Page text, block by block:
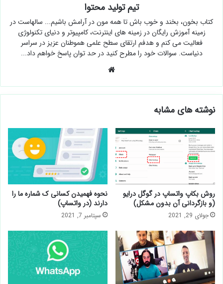
تیم تولید محتوا
کتاب بخون، بخند و خوب باش تا همه مون در آرامش باشیم... سالهاست در
زمینه آموزش رایگان در زمینه های اینترنت، کامپیوتر و دنیای تکنولوژی
فعالیت می کنم و هدفم ارتقای سطح علمی هموطنان عزیز در سراسر
دنیاست. سوالات خود را مطرح کنید در حد توان پاسخ خواهم داد...
نوشته های مشابه
روش بکاپ واتساپ در گوگل درایو
(و بازگردانی آن بدون مشکل)
جولای 29, 2021
نحوه فهمیدن کسانی ک شماره ما را
دارند (در واتساپ)
سپتامبر 7, 2021